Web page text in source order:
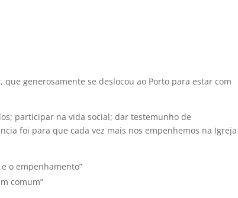
, que generosamente se deslocou ao Porto para estar com
participar na vida social; dar testemunho de
foi para que cada vez mais nos empenhemos na Igreja
o empenhamento”
comum”